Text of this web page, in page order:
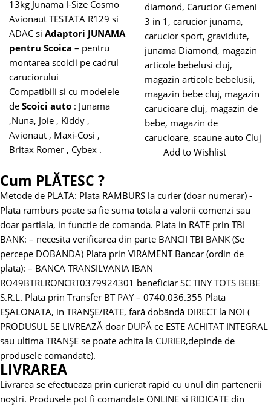
13kg Junama I-Size Cosmo
Avionaut TESTATA R129 si
ADAC si Adaptori JUNAMA
pentru Scoica – pentru
montarea scoicii pe cadrul
caruciorului
Compatibili si cu modelele
de Scoici auto : Junama
,Nuna, Joie , Kiddy ,
Avionaut , Maxi-Cosi ,
Britax Romer , Cybex .
diamond, Carucior Gemeni
3 in 1 , carucior junama,
carucior sport, gravidute,
junama Diamond, magazin
articole bebelusi cluj,
magazin articole bebelusii,
magazin bebe cluj, magazin
carucioare cluj, magazin de
bebe, magazin de
carucioare, scaune auto Cluj
Add to Wishlist
Cum PLĂTESC ?
Metode de PLATA: Plata RAMBURS la curier (doar numerar) -
Plata ramburs poate sa fie suma totala a valorii comenzi sau
doar partiala, in functie de comanda. Plata in RATE prin TBI
BANK: – necesita verificarea din parte BANCII TBI BANK (Se
percepe DOBANDA) Plata prin VIRAMENT Bancar (ordin de
plata): – BANCA TRANSILVANIA IBAN
RO49BTRLRONCRT0379924301 beneficiar SC TINY TOTS BEBE
S.R.L. Plata prin Transfer BT PAY – 0740.036.355 Plata
EȘALONATA, in TRANȘE/RATE, fară dobândă DIRECT la NOI (
PRODUSUL SE LIVREAZĂ doar DUPĂ ce ESTE ACHITAT INTEGRAL
sau ultima TRANȘE se poate achita la CURIER,depinde de
produsele comandate).
LIVRAREA
Livrarea se efectueaza prin curierat rapid cu unul din partenerii
noștri. Produsele pot fi comandate ONLINE si RIDICATE din